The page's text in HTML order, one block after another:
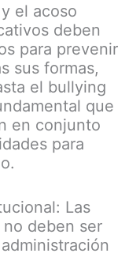
el acoso
deben
para prevenir
sus formas,
el bullying
que
en conjunto
para
Las
deben ser